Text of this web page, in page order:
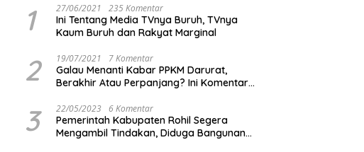
1 27/06/2021 235 Komentar
Ini Tentang Media TVnya Buruh, TVnya
Kaum Buruh dan Rakyat Marginal
2 19/07/2021 7 Komentar
Galau Menanti Kabar PPKM Darurat,
Berakhir Atau Perpanjang? Ini Komentar
3 22/05/2023 6 Komentar
Pemerintah Kabupaten Rohil Segera
Mengambil Tindakan, Diduga Bangunan